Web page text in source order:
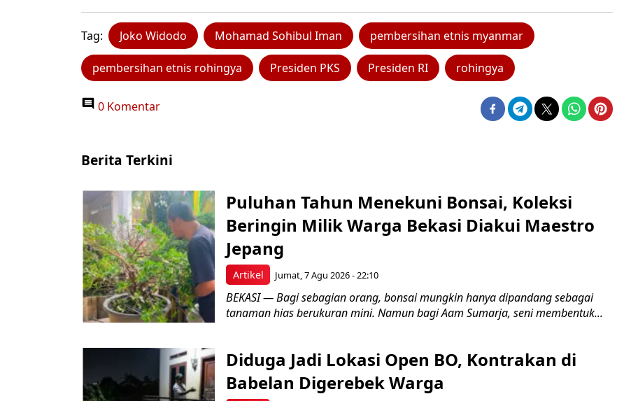
Tag: Joko Widodo Mohamad Sohibul Iman pembersihan etnis myanmar
pembersihan etnis rohingya Presiden PKS Presiden RI rohingya
0 Komentar
Berita Terkini
Artikel
Puluhan Tahun Menekuni Bonsai, Koleksi
Beringin Milik Warga Bekasi Diakui Maestro
Jepang
Jumat, 7 Agu 2026 - 22:10
BEKASI — Bagi sebagian orang, bonsai mungkin hanya dipandang sebagai
tanaman hias berukuran mini. Namun bagi Aam Sumarja, seni membentuk...
Diduga Jadi Lokasi Open BO, Kontrakan di
Babelan Digerebek Warga